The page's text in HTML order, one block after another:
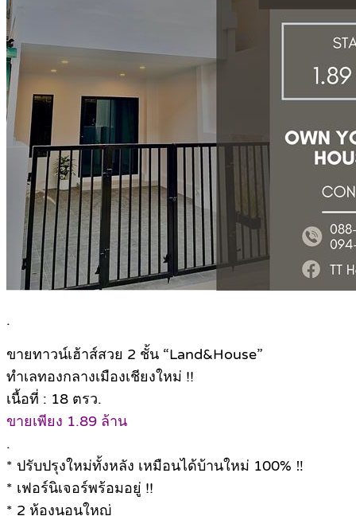
.
ขายทาวน์เฮ้าส์สวย 2 ชั้น “Land&House”
ทำเลทองกลางเมืองเชียงใหม่ !!
เนื้อที่ : 18 ตรว.
ขายเพียง 1.89 ล้าน
.
* ปรับปรุงใหม่ทั้งหลัง เหมือนได้บ้านใหม่ 100% ‼️
* เฟอร์นิเจอร์พร้อมอยู่ !!
* 2 ห้องนอนใหญ่